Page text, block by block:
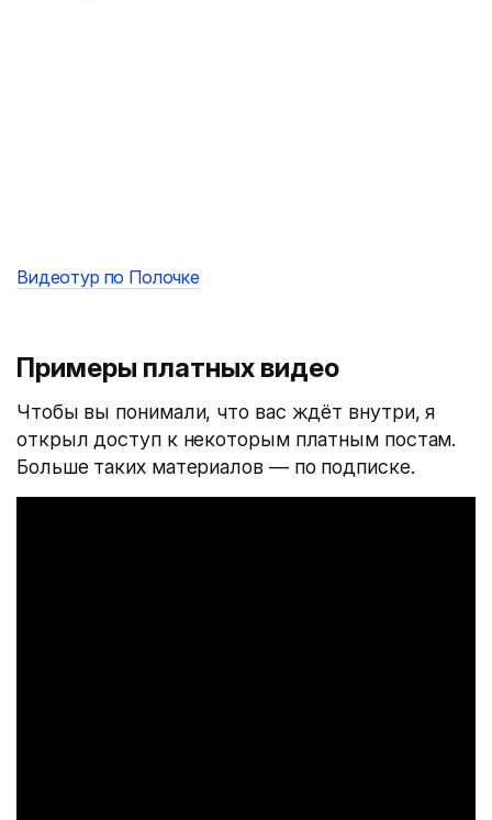
Видеотур по Полочке
Примеры платных видео
Чтобы вы понимали, что вас ждёт внутри, я
открыл доступ к некоторым платным постам.
Больше таких материалов — по подписке.